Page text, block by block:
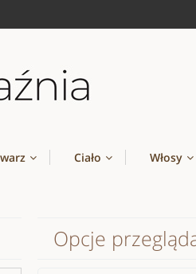
Ciało Włosy
Opcje